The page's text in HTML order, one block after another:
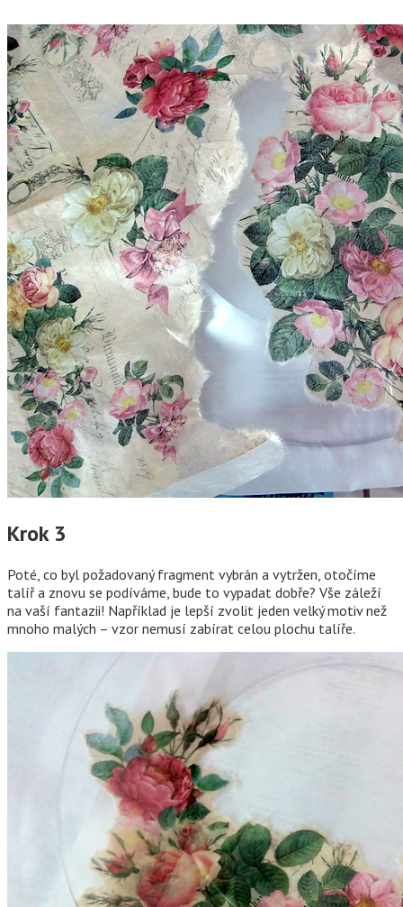
Krok 3
Poté, co byl požadovaný fragment vybrán a vytržen, otočíme
talíř a znovu se podíváme, bude to vypadat dobře? Vše záleží
na vaší fantazii! Například je lepší zvolit jeden velký motiv než
mnoho malých – vzor nemusí zabírat celou plochu talíře.